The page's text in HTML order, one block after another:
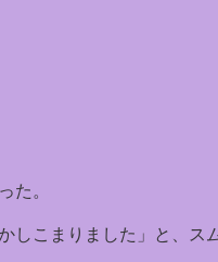
た。
しこまりました」と、ス